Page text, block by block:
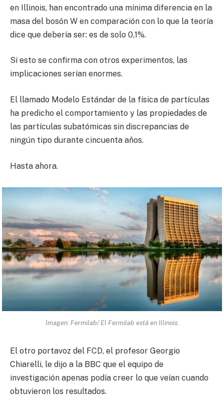
en Illinois, han encontrado una mínima diferencia en la
masa del bosón W en comparación con lo que la teoría
dice que debería ser: es de solo 0,1%.
Si esto se confirma con otros experimentos, las
implicaciones serían enormes.
El llamado Modelo Estándar de la física de partículas
ha predicho el comportamiento y las propiedades de
las partículas subatómicas sin discrepancias de
ningún tipo durante cincuenta años.
Hasta ahora.
Imagen: Fermilab/ El Fermilab está en Illinois.
El otro portavoz del FCD, el profesor Georgio
Chiarelli, le dijo a la BBC que el equipo de
investigación apenas podía creer lo que veían cuando
obtuvieron los resultados.